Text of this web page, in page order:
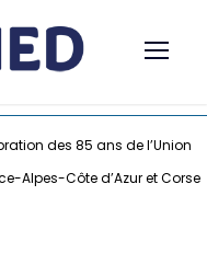
des 85 ans de l’Union
Alpes-Côte d’Azur et Corse